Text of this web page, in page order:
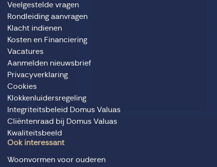
Veelgestelde vragen
Rondleiding aanvragen
Klacht indienen
Kosten en Financiering
Vacatures
Aanmelden nieuwsbrief
Privacyverklaring
Cookies
Klokkenluidersregeling
Integriteitsbeleid Domus Valuas
Cliëntenraad bij Domus Valuas
Kwaliteitsbeeld
Ook interessant
Woonvormen voor ouderen